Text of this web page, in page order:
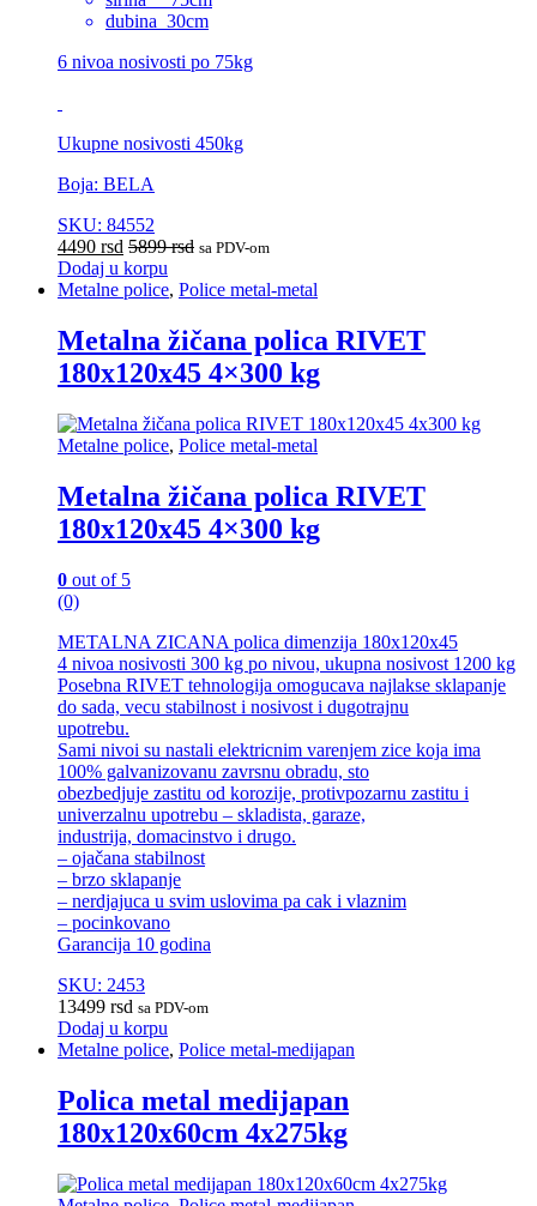
dubina 30cm
6 nivoa nosivosti po 75kg
Ukupne nosivosti 450kg
Boja: BELA
SKU: 84552
4490 rsd 5899rsd sa PDV-om
Dodaj u korpu
Metalne police, Police metal-metal
Metalna žičana polica RIVET
180x120x45 4×300 kg
Metalne police, Police metal-metal
Metalna žičana polica RIVET
180x120x45 4×300 kg
0 out of 5
(0)
METALNA ZICANA polica dimenzija 180x120x45
4 nivoa nosivosti 300 kg po nivou, ukupna nosivost 1200 kg
Posebna RIVET tehnologija omogucava najlakse sklapanje
do sada, vecu stabilnost i nosivost i dugotrajnu
upotrebu.
Sami nivoi su nastali elektricnim varenjem zice koja ima
100% galvanizovanu zavrsnu obradu, sto
obezbedjuje zastitu od korozije, protivpozarnu zastitu i
univerzalnu upotrebu – skladista, garaze,
industrija, domacinstvo i drugo.
– ojačana stabilnost
– brzo sklapanje
– nerdjajuca u svim uslovima pa cak i vlaznim
– pocinkovano
Garancija 10 godina
SKU: 2453
13499 rsd sa PDV-om
Dodaj u korpu
Metalne police, Police metal-medijapan
Polica metal medijapan
180x120x60cm 4x275kg